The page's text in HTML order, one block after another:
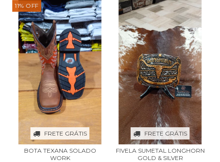
11% OFF
FRETE GRÁTIS
BOTA TEXANA SOLADO
WORK
FRETE GRÁTIS
FIVELA SUMETAL LONGHORN
GOLD & SILVER